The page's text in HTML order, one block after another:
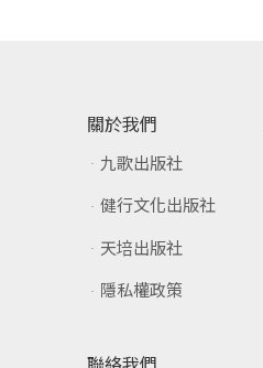
關於我們
九歌出版社
健行文化出版社
天培出版社
隱私權政策